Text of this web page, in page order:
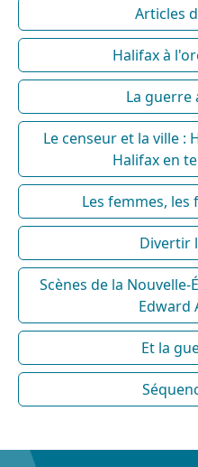
Articles
Halifax à
La guerre
Le censeur et la ville :
Halifax en
Les femmes,
Divertir
Scènes de la
Edward
Et la